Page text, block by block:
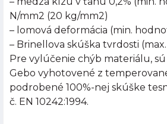
N/mm2 (20 kg/mm2)
– lomová deformácia (min.
– Brinellova skúška tvrdosti
Pre vylúčenie chýb materiálu,
Gebo vyhotovené z
podrobené 100%-nej skúške
č. EN 10242:1994.